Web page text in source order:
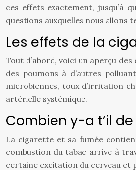
ces effets exactement, jusqu’à
questions auxquelles nous allons
Les effets de la
Tout d’abord, voici un aperçu
des poumons à d’autres
microbiennes, toux d’irritation
artérielle systémique.
Combien y-a t’il
La cigarette et sa fumée
combustion du tabac arrive à
certaine excitation du cerveau et